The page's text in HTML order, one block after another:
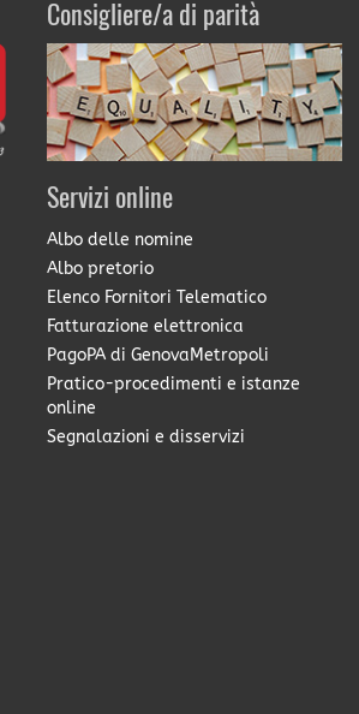
Consigliere/a di parità
Servizi online
Albo delle nomine
Albo pretorio
Elenco Fornitori Telematico
Fatturazione elettronica
PagoPA di GenovaMetropoli
Pratico-procedimenti e istanze
online
Segnalazioni e disservizi